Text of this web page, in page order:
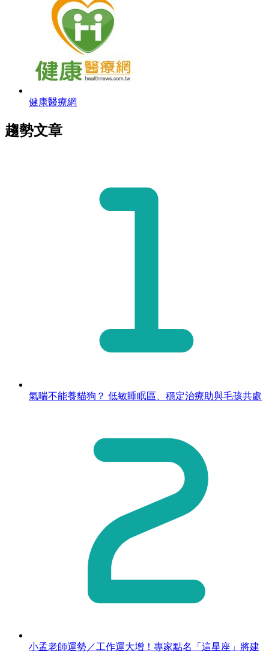
健康醫療網
趨勢文章
氣喘不能養貓狗？ 低敏睡眠區、穩定治療助與毛孩共處
小孟老師運勢／工作運大增！專家點名「這星座」將建